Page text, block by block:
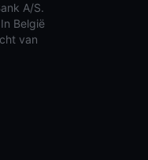
A/S.
België
van